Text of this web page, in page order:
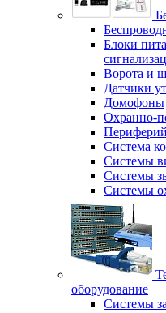
Блоки
Ворота и
Датчики
Домофоны
Охранно-
Система
Системы
Системы
Системы
оборудование
Системы